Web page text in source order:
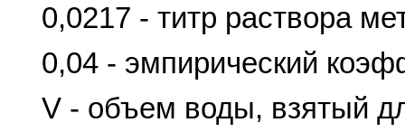
0,0217 - титр раствора
0,04 - эмпирический
V - объем воды, взятый